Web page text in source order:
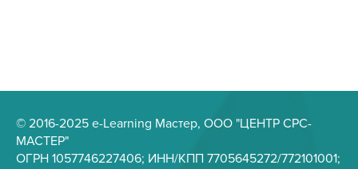
© 2016-2025 e-Learning Мастер, ООО "ЦЕНТР СРС-
МАСТЕР"
ОГРН 1057746227406; ИНН/КПП 7705645272/772101001;